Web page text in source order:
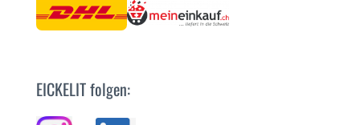
EICKELIT folgen: